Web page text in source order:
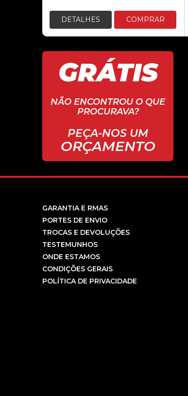
DETALHES COMPRAR
GRÁTIS
NÃO ENCONTROU O QUE
PROCURAVA?
PEÇA-NOS UM
ORÇAMENTO
GARANTIA E RMAS
PORTES DE ENVIO
TROCAS E DEVOLUÇÕES
TESTEMUNHOS
ONDE ESTAMOS
CONDIÇÕES GERAIS
POLÍTICA DE PRIVACIDADE